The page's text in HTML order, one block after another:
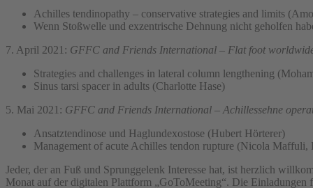
Achilles tendinopathy – conservative strategies and limits
Wenn Stoßwelle und exzentrische Dehnung nicht geholfen
7. April 2021: GFFC and Friends International – Flat foot
Strategies and challenges in lateral column lengthening
Sinus tarsi spacer in adults (Charlotte Hase)
5. Mai 2021: GFFC and Friends International – Achillessehne
Ansatztendinose und Haglundexostose (Hubert Hörterer)
Management of acute Achilles tendon rupture (Nicola Maffuli,
Jeder, der an Fuß und Sprunggelenk Interesse hat, ist herzlich
Monat auf der digitalen Plattform „GoToMeeting“. Die Einladungen